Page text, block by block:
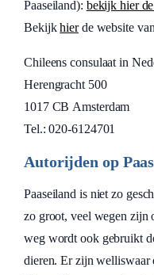
Paaseiland): bekijk hier
Bekijkhierde website
Chileens consulaat in
Herengracht 500
1017 CB Amsterdam
Tel.: 020-6124701
Autorijden op
Paaseiland is niet zo
zo groot, veel wegen zijn
weg wordt ook gebruikt
dieren. Er zijn welliswaar